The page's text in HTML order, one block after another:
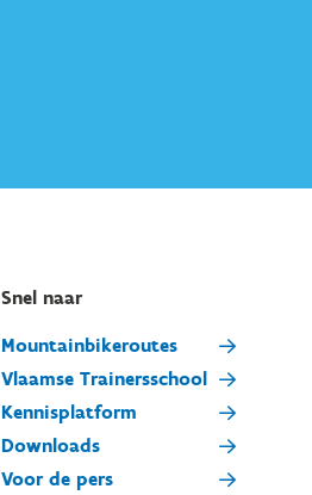
Snel naar
Mountainbikeroutes
Vlaamse Trainersschool
Kennisplatform
Downloads
Voor de pers